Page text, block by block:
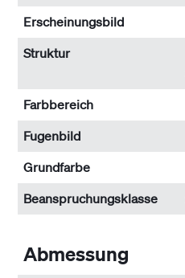
Erscheinungsbild
Struktur
Farbbereich
Fugenbild
Grundfarbe
Beanspruchungs­klasse
Abmessung